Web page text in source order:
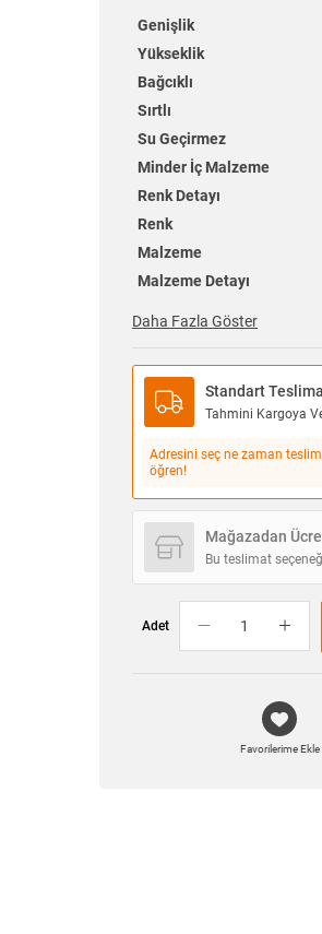
Genişlik
Yükseklik
Bağcıklı
Sırtlı
Su Geçirmez
Minder İç Malzeme
Renk Detayı
Renk
Malzeme
Malzeme Detayı
Daha Fazla Göster
Standart
Tahmini Kargoya
Adresini seç ne zaman
öğren!
Mağazadan
Bu teslimat
Adet
Favorilerime Ekle